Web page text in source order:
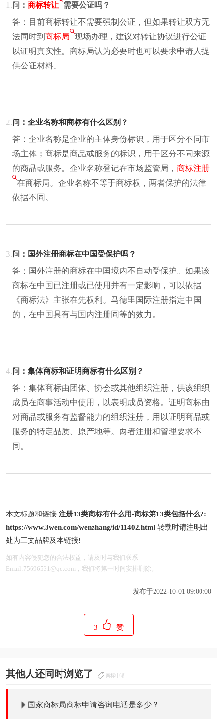
1.问： 商标转让 需要公证吗？
答：目前商标转让不需要强制公证，但如果转让双方无
法同时到 商标局 现场办理，建议对转让协议进行公证
以证明真实性。商标局认为必要时也可以要求申请人提
供公证材料。
2.问：企业名称和商标有什么区别？
答：企业名称是企业的主体身份标识，用于区分不同市
场主体；商标是商品或服务的标识，用于区分不同来源
的商品或服务。企业名称登记在市场监管局， 商标注册
在商标局。企业名称不等于商标权，两者保护的法律
依据不同。
3.问：国外注册商标在中国受保护吗？
答：国外注册的商标在中国境内不自动受保护。如果该
商标在中国已注册或已使用并有一定影响，可以依据
《商标法》主张在先权利。马德里国际注册指定中国
的，在中国具有与国内注册同等的效力。
4.问：集体商标和证明商标有什么区别？
答：集体商标由团体、协会或其他组织注册，供该组织
成员在商事活动中使用，以表明成员资格。证明商标由
对商品或服务有监督能力的组织注册，用以证明商品或
服务的特定品质、原产地等。两者注册和管理要求不
同。
本文标题和链接 注册13类商标有什么用-商标第13类包括什么?:
https://www.3wen.com/wenzhang/id/11402.html 转载时请注明出
处为三文品牌及本链接!
如有内容侵犯您的合法权益，请及时与我们联系
Email:75696531@qq.com，我们将第一时间安排删除。
发布于2022-10-01 09:00:00
3 赞
其他人还同时浏览了 商标申请
国家商标局商标申请咨询电话是多少？